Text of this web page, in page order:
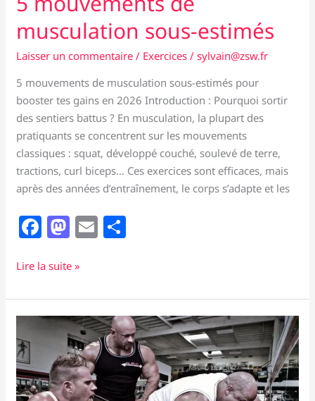
musculation sous-estimés
Laisser un commentaire / Exercices /sylvain@zsw.fr
5 mouvements de musculation sous-estimés pour
booster tes gains en 2026 Introduction : Pourquoi sortir
des sentiers battus ? En musculation, la plupart des
pratiquants se concentrent sur les mouvements
classiques : squat, développé couché, soulevé de terre,
tractions, curl biceps… Ces exercices sont efficaces, mais
après des années d’entraînement, le corps s’adapte et les
F
c
e
b
o
o
k
M
st
o
d
o
n
E
l g
er
5
de
musculation
sous-
estimés
Lire la suite »